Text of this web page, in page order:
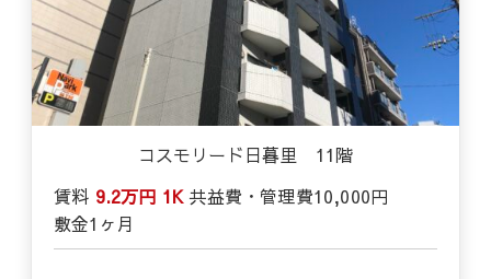
コスモリード日暮里 11階
賃料 9.2万円 1K 共益費・管理費10,000円
敷金1ヶ月